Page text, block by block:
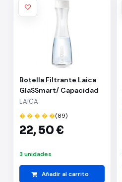
Botella Filtrante Laica
GlaSSmart/ Capacidad
1.1L/ Blanca/ Incluye 2
Filtros
LAICA
� � � � �(89)
22,50 €
3 unidades
Añadir al carrito